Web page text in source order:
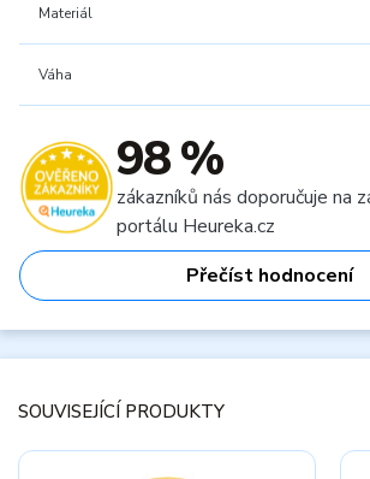
Materiál
Váha
98 %
zákazníků nás doporučuje na
portálu Heureka.cz
Přečíst hodnocení
SOUVISEJÍCÍ PRODUKTY